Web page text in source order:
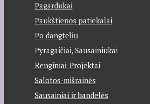
Pagardukai
Paukštienos patiekalai
Po dangteliu
Pyragaičiai, Sausainiukai
Renginiai-Projektai
Salotos-mišrainės
Sausainiai ir bandelės